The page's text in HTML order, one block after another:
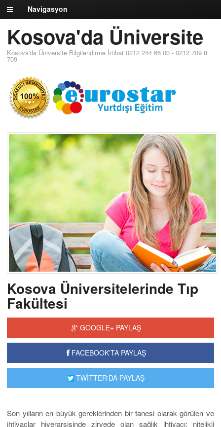
Navigasyon
Kosova'da Üniversite
Kosova'da Üniversite Bilgilendirme İrtibat 0212 244 66 00 - 0212 709 8
709
Kosova Üniversitelerinde Tıp
Fakültesi
GOOGLE+ PAYLAŞ
FACEBOOK'TA PAYLAŞ
TWİTTER'DA PAYLAŞ
Son yılların en büyük gereklerinden bir tanesi olarak görülen ve
ihtiyaçlar hiyerarşisinde zirvede olan sağlık ihtiyacı; nitelikli